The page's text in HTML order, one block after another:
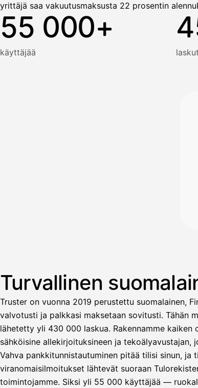
yrittäjä saa vakuutusmaksusta 22 prosentin
55 000+
käyttäjää
Turvallinen
Truster on vuonna 2019 perustettu suomalainen,
valvotusti ja palkkasi maksetaan sovitusti. Tähän
lähetetty yli 430 000 laskua. Rakennamme
sähköisine allekirjoituksineen ja
Vahva pankkitunnistautuminen pitää tilisi sinun, ja
viranomaisilmoitukset lähtevät suoraan
toimintojamme. Siksi yli 55 000 käyttäjää —
Avustaja
Hei! Miten voin auttaa?